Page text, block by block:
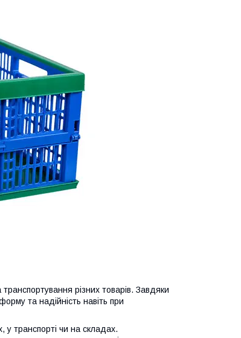
різних товарів. Завдяки
та надійність навіть при
транспорті чи на складах.